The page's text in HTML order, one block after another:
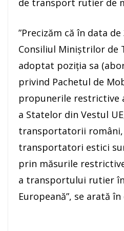
de transport rutier de
”Precizăm că în data
Consiliul Miniştrilor de
adoptat poziţia sa
privind Pachetul de
propunerile restrictive
a Statelor din Vestul
transportatorii
transportatori estici
prin măsurile
a transportului rutier
Europeană”, se arată